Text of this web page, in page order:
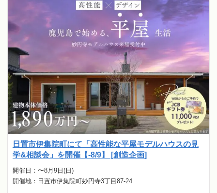
日置市伊集院町にて「高性能な平屋モデルハウスの見
学&相談会」を開催【-8/9】 [創造企画]
開催日：〜8月9日(日)
開催地：日置市伊集院町妙円寺3丁目87-24